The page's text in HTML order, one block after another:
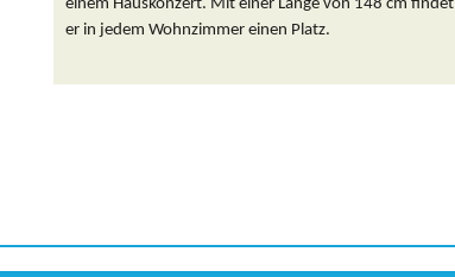
einem Hauskonzert. Mit einer Länge von 148 cm findet
er in jedem Wohnzimmer einen Platz.